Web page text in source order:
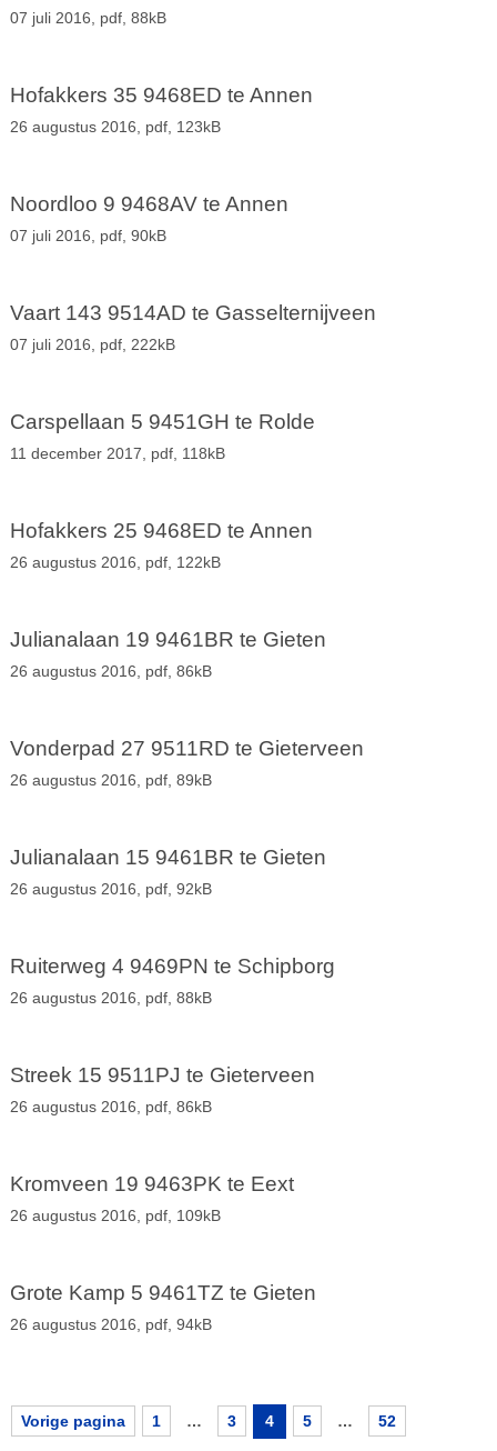
07 juli 2016, pdf, 88kB
Hofakkers 35 9468ED te Annen
26 augustus 2016, pdf, 123kB
Noordloo 9 9468AV te Annen
07 juli 2016, pdf, 90kB
Vaart 143 9514AD te Gasselternijveen
07 juli 2016, pdf, 222kB
Carspellaan 5 9451GH te Rolde
11 december 2017, pdf, 118kB
Hofakkers 25 9468ED te Annen
26 augustus 2016, pdf, 122kB
Julianalaan 19 9461BR te Gieten
26 augustus 2016, pdf, 86kB
Vonderpad 27 9511RD te Gieterveen
26 augustus 2016, pdf, 89kB
Julianalaan 15 9461BR te Gieten
26 augustus 2016, pdf, 92kB
Ruiterweg 4 9469PN te Schipborg
26 augustus 2016, pdf, 88kB
Streek 15 9511PJ te Gieterveen
26 augustus 2016, pdf, 86kB
Kromveen 19 9463PK te Eext
26 augustus 2016, pdf, 109kB
Grote Kamp 5 9461TZ te Gieten
26 augustus 2016, pdf, 94kB
Vorige pagina 1 … 3 4 5 … 52